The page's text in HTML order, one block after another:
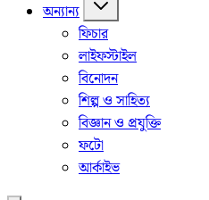
অন্যান্য
ফিচার
লাইফস্টাইল
বিনোদন
শিল্প ও সাহিত্য
বিজ্ঞান ও প্রযুক্তি
ফটো
আর্কাইভ